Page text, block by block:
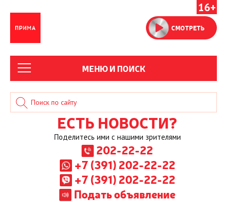
16+
СМОТРЕТЬ
МЕНЮ И ПОИСК
ЕСТЬ НОВОСТИ?
Поделитесь ими с нашими зрителями
202-22-22
+7 (391) 202-22-22
+7 (391) 202-22-22
Подать объявление